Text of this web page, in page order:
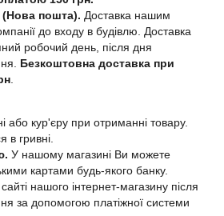
пошта). Доставка нашим
до входу в будівлю. Доставка
робочий день, після дня
Безкоштовна доставка при
або кур'єру при отриманні товару.
в гривні.
У нашому магазині Ви можете
картами будь-якого банку.
нашого інтернет-магазину після
за допомогою платіжної системи